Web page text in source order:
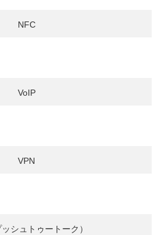
NFC
VoIP
VPN
シュトゥートーク）